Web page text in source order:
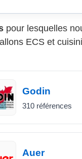
pour lesquelles
ECS et
Godin
310 références
Auer